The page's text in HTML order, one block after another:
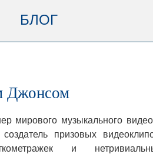
БЛОГ
Джонсом
мирового музыкального
призовых
и